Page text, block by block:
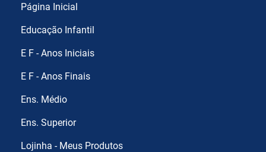
Página Inicial
Educação Infantil
E F - Anos Iniciais
E F - Anos Finais
Ens. Médio
Ens. Superior
Lojinha - Meus Produtos